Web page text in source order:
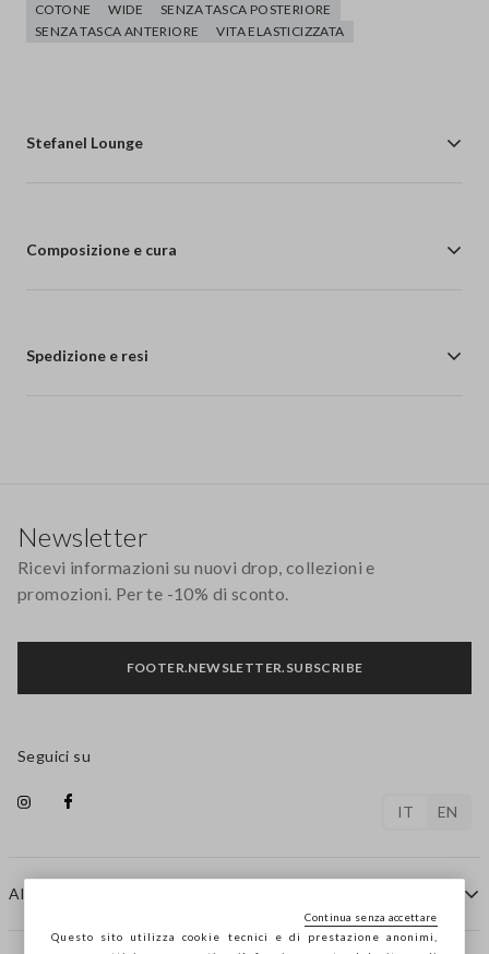
COTONE WIDE
SENZA TASCA POSTERIORE
SENZA TASCA ANTERIORE
VITA ELASTICIZZATA
Stefanel Lounge
Composizione e cura
Spedizione e resi
AIUTO
Newsletter
Ricevi informazioni su nuovi drop, collezioni e
promozioni. Per te -10% di sconto.
FOOTER.NEWSLETTER.SUBSCRIBE
Seguici su
IT EN
Questo sito utilizza cookie tecnici e di prestazione anonimi,
Continua senza accettare